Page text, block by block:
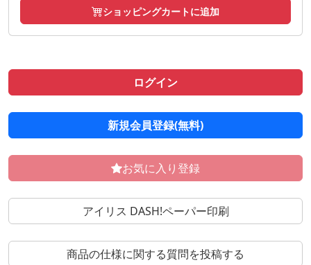
ショッピングカートに追加
ログイン
新規会員登録(無料)
お気に入り登録
アイリス DASH!ペーパー印刷
商品の仕様に関する質問を投稿する